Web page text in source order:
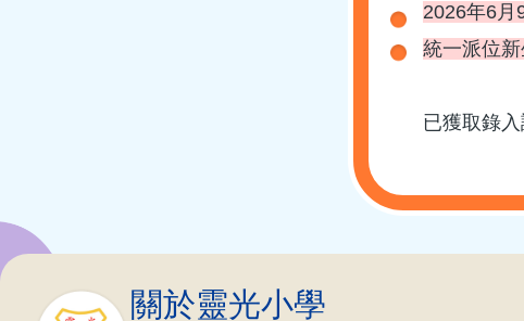
2026年6月
統一派位
已獲取錄
關於靈光小學